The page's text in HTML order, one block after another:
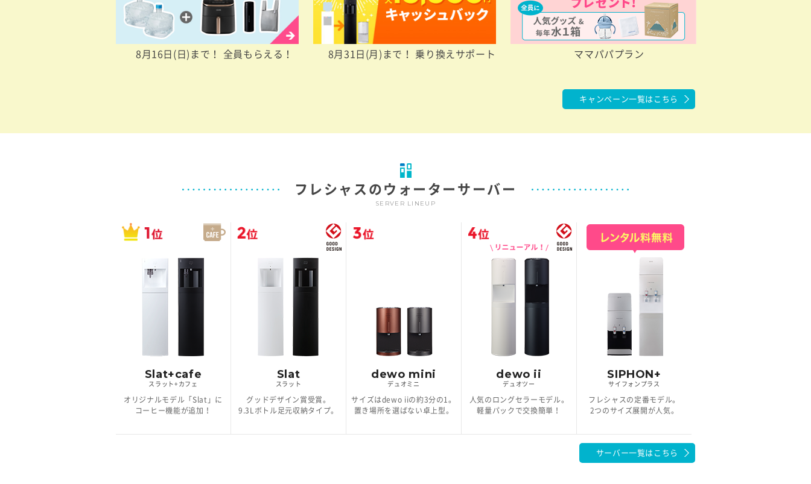
8月16日(日)まで！ 全員もらえる！ 8月31日(月)まで！ 乗り換えサポート ママパパプラン
キャンペーン一覧はこちら
フレシャスのウォーターサーバー
SERVER LINEUP
Slat+cafe
スラット+カフェ
オリジナルモデル「Slat」に
コーヒー機能が追加！
Slat
スラット
グッドデザイン賞受賞。
9.3Lボトル足元収納タイプ。
dewo mini
デュオミニ
サイズはdewo iiの約3分の1。
置き場所を選ばない卓上型。
dewo ii
デュオツー
人気のロングセラーモデル。
軽量パックで交換簡単！
SIPHON+
サイフォンプラス
フレシャスの定番モデル。
2つのサイズ展開が人気。
サーバー一覧はこちら